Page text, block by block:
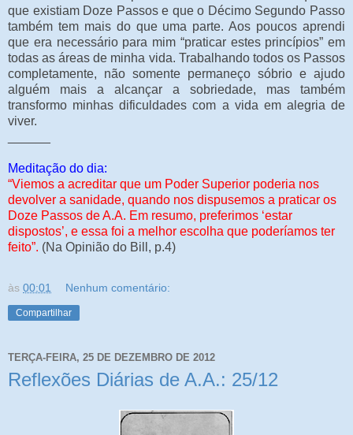
que existiam Doze Passos e que o Décimo Segundo Passo
também tem mais do que uma parte. Aos poucos aprendi
que era necessário para mim “praticar estes princípios” em
todas as áreas de minha vida. Trabalhando todos os Passos
completamente, não somente permaneço sóbrio e ajudo
alguém mais a alcançar a sobriedade, mas também
transformo minhas dificuldades com a vida em alegria de
viver.
Meditação do dia:
“Viemos a acreditar que um Poder Superior poderia nos
devolver a sanidade, quando nos dispusemos a praticar os
Doze Passos de A.A. Em resumo, preferimos ‘estar
dispostos’, e essa foi a melhor escolha que poderíamos ter
feito”. (Na Opinião do Bill, p.4)
às 00:01 Nenhum comentário:
Compartilhar
TERÇA-FEIRA, 25 DE DEZEMBRO DE 2012
Reflexões Diárias de A.A.: 25/12